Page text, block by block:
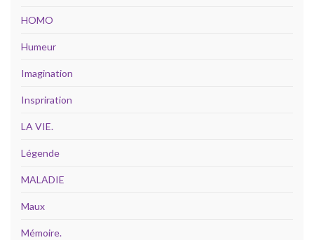
HOMO
Humeur
Imagination
Inspriration
LA VIE.
Légende
MALADIE
Maux
Mémoire.